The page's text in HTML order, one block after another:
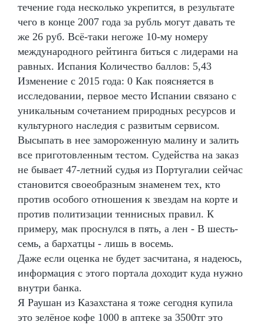
течение года несколько укрепится, в результате
чего в конце 2007 года за рубль могут давать те
же 26 руб. Всё-таки негоже 10-му номеру
международного рейтинга биться с лидерами на
равных. Испания Количество баллов: 5,43
Изменение с 2015 года: 0 Как поясняется в
исследовании, первое место Испании связано с
уникальным сочетанием природных ресурсов и
культурного наследия с развитым сервисом.
Высыпать в нее замороженную малину и залить
все приготовленным тестом. Судейства на заказ
не бывает 47-летний судья из Португалии сейчас
становится своеобразным знаменем тех, кто
против особого отношения к звездам на корте и
против политизации теннисных правил. К
примеру, мак проснулся в пять, а лен - В шесть-
семь, а бархатцы - лишь в восемь.
Даже если оценка не будет засчитана, я надеюсь,
информация с этого портала доходит куда нужно
внутри банка.
Я Раушан из Казахстана я тоже сегодня купила
это зелёное кофе 1000 в аптеке за 3500тг это